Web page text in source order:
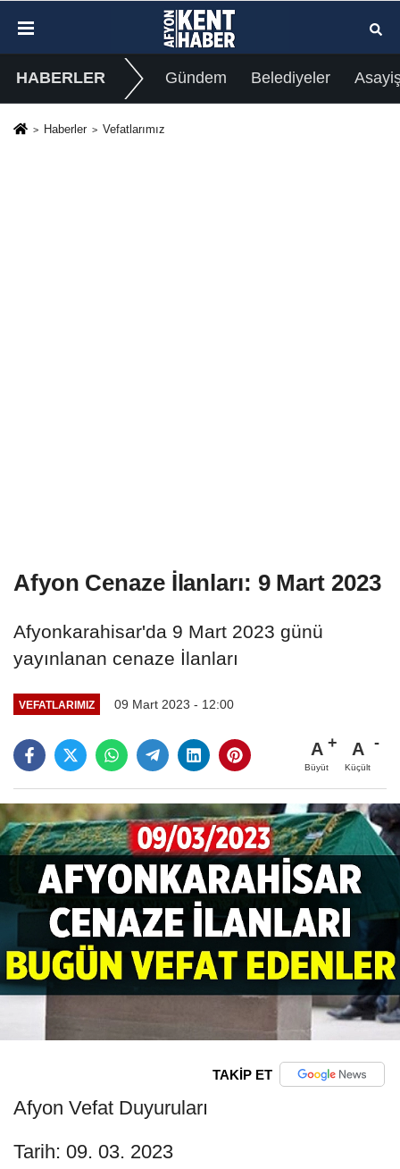
HABERLER Gündem Belediyeler
Haberler Vefatlarımız
Afyon Cenaze İlanları: 9 Mart 2023
Afyonkarahisar'da 9 Mart 2023 günü
yayınlanan cenaze İlanları
VEFATLARIMIZ 09 Mart 2023 - 12:00
A
Büyüt
A
Küçült
TAKİP ET
Afyon Vefat Duyuruları
Tarih: 09. 03. 2023